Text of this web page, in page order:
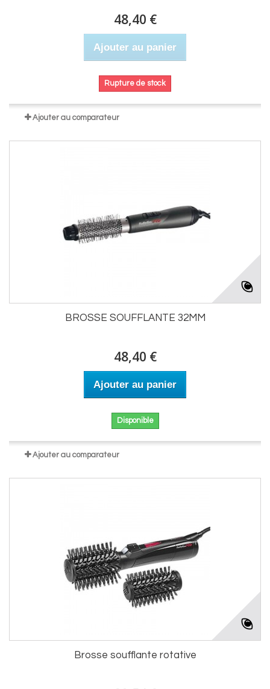
48,40 €
Ajouter au panier
Rupture de stock
Ajouter au comparateur
BROSSE SOUFFLANTE 32MM
48,40 €
Ajouter au panier
Disponible
Ajouter au comparateur
Brosse soufflante rotative